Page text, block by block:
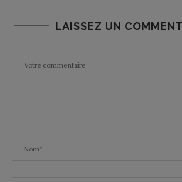
LAISSEZ UN